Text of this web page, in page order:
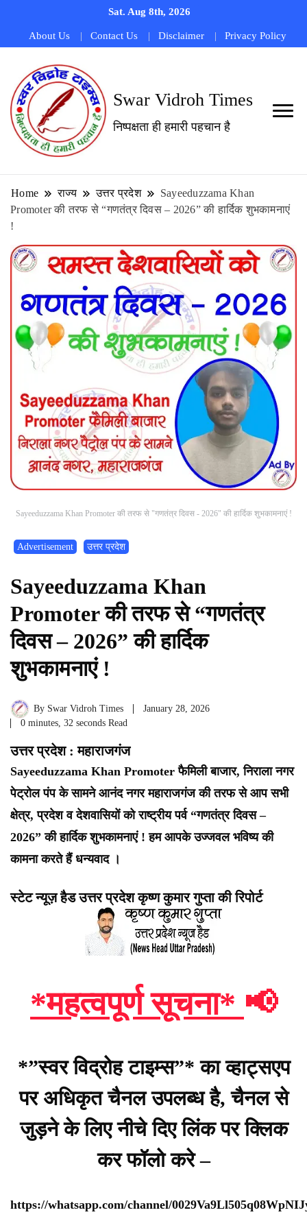
Sat. Aug 8th, 2026
About Us Contact Us Disclaimer Privacy Policy
Swar Vidroh Times
निष्पक्षता ही हमारी पहचान है
Home राज्य उत्तर प्रदेश
Sayeeduzzama Khan
Promoter की तरफ से “गणतंत्र दिवस – 2026” की हार्दिक शुभकामनाएं
!
Sayeeduzzama Khan Promoter की तरफ से "गणतंत्र दिवस - 2026" की हार्दिक शुभकामनाएं !
Advertisement उत्तर प्रदेश
Sayeeduzzama Khan
Promoter की तरफ से “गणतंत्र
दिवस – 2026” की हार्दिक
शुभकामनाएं !
By Swar Vidroh Times
January 28, 2026
0 minutes, 32 seconds Read
उत्तर प्रदेश : महाराजगंज
Sayeeduzzama Khan Promoter फैमिली बाजार, निराला नगर
पेट्रोल पंप के सामने आनंद नगर महाराजगंज की तरफ से आप सभी
क्षेत्र, प्रदेश व देशवासियों को राष्ट्रीय पर्व “गणतंत्र दिवस –
2026” की हार्दिक शुभकामनाएं ! हम आपके उज्जवल भविष्य की
कामना करते हैं धन्यवाद ।
स्टेट न्यूज़ हैड उत्तर प्रदेश कृष्ण कुमार गुप्ता की रिपोर्ट
*महत्वपूर्ण सूचना* 📢
*”स्वर विद्रोह टाइम्स”* का व्हाट्सएप
पर अधिकृत चैनल उपलब्ध है, चैनल से
जुड़ने के लिए नीचे दिए लिंक पर क्लिक
कर फॉलो करे –
https://whatsapp.com/channel/